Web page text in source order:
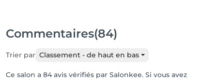
Commentaires(84)
Trier par Classement - de haut en bas
Ce salon a 84 avis vérifiés par Salonkee. Si vous avez